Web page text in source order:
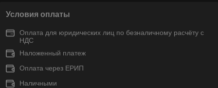
Условия оплаты
Оплата для юридических лиц по безналичному расчёту с
НДС
Наложенный платеж
Оплата через ЕРИП
Наличными